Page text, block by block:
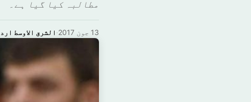
مطالبہ کیا گیا ہے۔
الشرق الاوسط · 13 جون 2017